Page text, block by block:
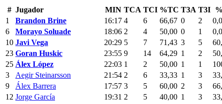
# Jugador MIN TCA TCI %TC T3A T3I
1
Brandon Brine 16:17 4 6 66,67 0 2
6
Morayo Soluade 18:06 2 4 50,00 0 1
10 Javi Vega 20:29 5 7 71,43 3 5
23 Goran Huskic 23:55 9 14 64,29 1 2
25 Álex López 22:03 1 2 50,00 1 1
3
Aegir Steinarsson 21:54 2 6 33,33 1 3
9
Álex Barrera 17:57 3 5 60,00 2 3
12 Jorge García 19:31 2 5 40,00 1 3